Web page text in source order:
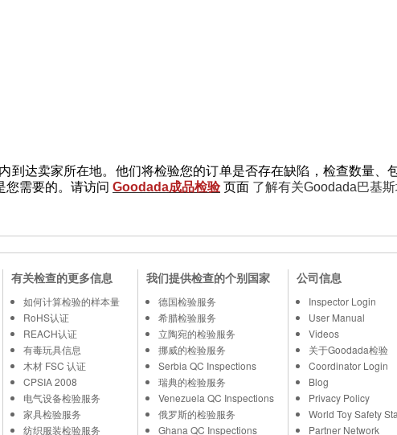
到达卖家所在地。他们将检验您的订单是否存在缺陷，检查数量
您需要的。请访问 Goodada成品检验页面 了解有关Goodada巴基
有关检查的更多信息
如何计算检验的样本量
RoHS认证
REACH认证
有毒玩具信息
木材 FSC 认证
CPSIA 2008
电气设备检验服务
家具检验服务
纺织服装检验服务
我们提供检查的个别国家
德国检验服务
希腊检验服务
立陶宛的检验服务
挪威的检验服务
Serbia QC Inspections
瑞典的检验服务
Venezuela QC Inspections
俄罗斯的检验服务
Ghana QC Inspections
公司信息
Inspector Login
User Manual
Videos
关于Goodada检验
Coordinator Login
Blog
Privacy Policy
World Toy Safety
Partner Network